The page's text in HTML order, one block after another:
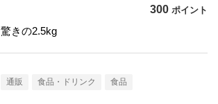
300 ポイント
驚きの2.5kg
通販 食品・ドリンク 食品